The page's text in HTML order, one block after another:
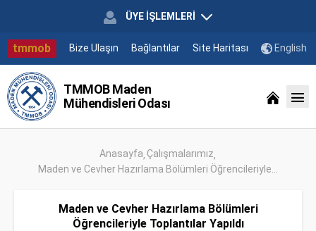
ÜYE İŞLEMLERİ
tmmob Bize Ulaşın Bağlantılar Site Haritası English
TMMOB Maden
Mühendisleri Odası
Anasayfa Çalışmalarımız
Maden ve Cevher Hazırlama Bölümleri Öğrencileriyle...
Maden ve Cevher Hazırlama Bölümleri
Öğrencileriyle Toplantılar Yapıldı